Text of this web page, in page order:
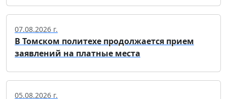
07.08.2026 г.
В Томском политехе продолжается прием
заявлений на платные места
05.08.2026 г.